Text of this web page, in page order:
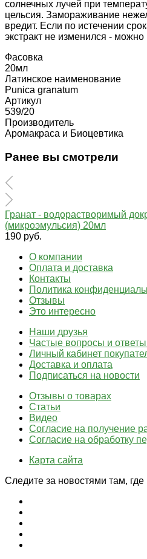
солнечных лучей при
цельсия. Замораживание
вредит. Если по истечении
экстракт не изменился -
Фасовка
20мл
Латинское наименование
Punica granatum
Артикул
539/20
Производитель
Аромакраса и Биоцевтика
Ранее вы смотрели
Гранат - водорастворимый
(микроэмульсия) 20мл
190 руб.
О компании
Оплата и доставка
Контакты
Политика
Отзывы
Это интересно
Наши друзья
Частые вопросы и
Личный кабинет
Доставка и оплата
Подписаться на новости
Отзывы о товарах
Статьи
Видео
Согласие на получение
Согласие на обработку
Карта сайта
Следите за новостями там,